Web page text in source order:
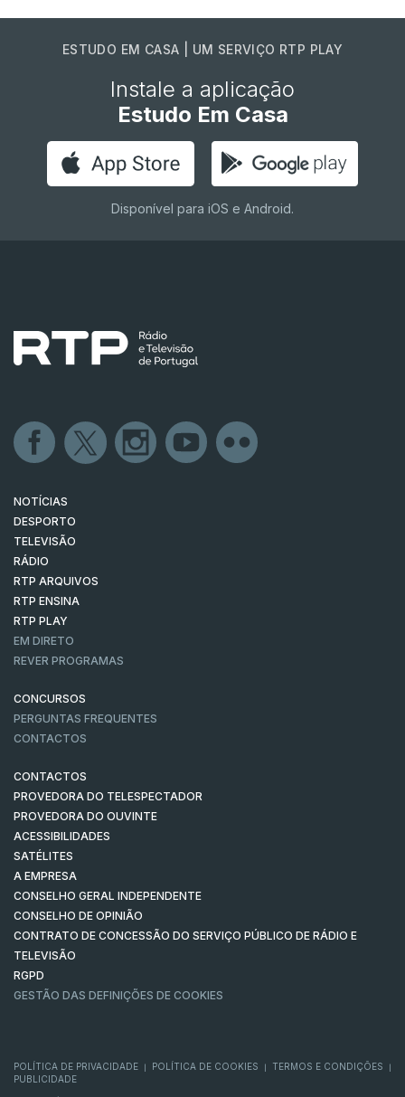
ESTUDO EM CASA | UM SERVIÇO RTP PLAY
Instale a aplicação
Estudo Em Casa
Disponível para iOS e Android.
NOTÍCIAS
DESPORTO
TELEVISÃO
RÁDIO
RTP ARQUIVOS
RTP ENSINA
RTP PLAY
EM DIRETO
REVER PROGRAMAS
CONCURSOS
PERGUNTAS FREQUENTES
CONTACTOS
CONTACTOS
PROVEDORA DO TELESPECTADOR
PROVEDORA DO OUVINTE
ACESSIBILIDADES
SATÉLITES
A EMPRESA
CONSELHO GERAL INDEPENDENTE
CONSELHO DE OPINIÃO
CONTRATO DE CONCESSÃO DO SERVIÇO PÚBLICO DE RÁDIO E
TELEVISÃO
RGPD
GESTÃO DAS DEFINIÇÕES DE COOKIES
POLÍTICA DE PRIVACIDADE POLÍTICA DE COOKIES TERMOS E CONDIÇÕES
PUBLICIDADE